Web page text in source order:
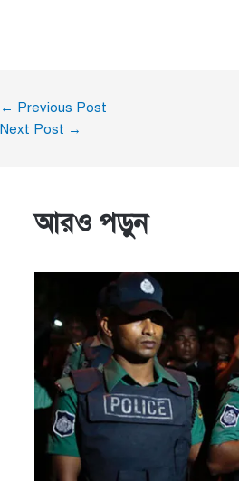
← Previous Post
Next Post →
আরও পড়ুন